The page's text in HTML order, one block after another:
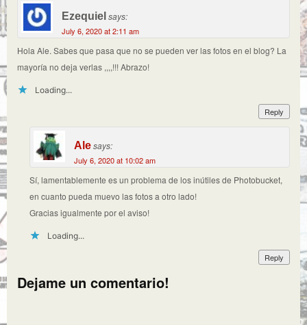
Ezequiel says:
July 6, 2020 at 2:11 am
Hola Ale. Sabes que pasa que no se pueden ver las fotos en el blog? La
mayoría no deja verlas ,,,,!!! Abrazo!
Loading...
Reply
Alesays:
July 6, 2020 at 10:02 am
Sí, lamentablemente es un problema de los inútiles de Photobucket,
en cuanto pueda muevo las fotos a otro lado!
Gracias igualmente por el aviso!
Loading...
Reply
Dejame un comentario!